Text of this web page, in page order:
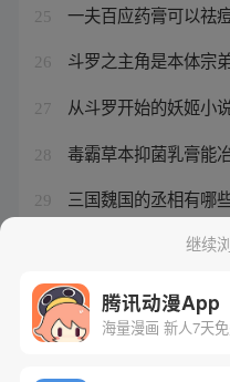
25 一夫百应药膏可以祛
26 斗罗之主角是本体宗
27 从斗罗开始的妖姬小
28 毒霸草本抑菌乳膏能
29 三国魏国的丞相有哪
继续
腾讯动漫App
海量漫画 新人7天